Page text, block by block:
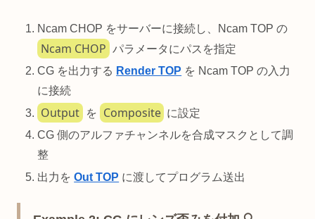
Ncam CHOP をサーバーに接続し、Ncam TOP の
Ncam CHOP パラメータにパスを指定
CG を出力する Render TOP を Ncam TOP の入力
に接続
Output を Composite に設定
CG 側のアルファチャンネルを合成マスクとして調
整
出力をOut TOP に渡してプログラム送出